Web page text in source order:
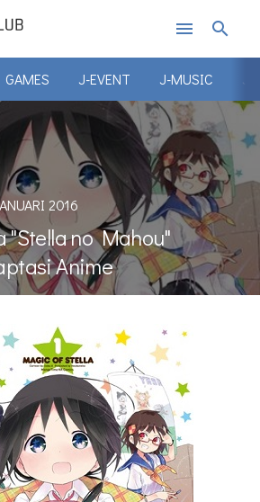
menu search
GAMES J-EVENT J-MUSIC J-
2016
"Stella no Mahou"
Anime